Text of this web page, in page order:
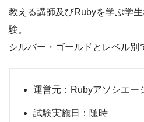
教える講師及びRubyを学ぶ学
験。
シルバー・ゴールドとレベル別
運営元：Rubyアソシエー
試験実施日：随時